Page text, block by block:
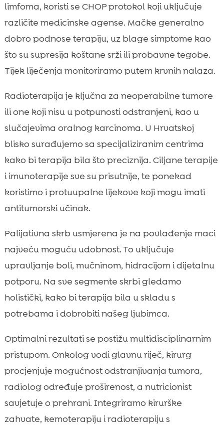
limfoma, koristi se CHOP protokol koji uključuje
različite medicinske agense. Mačke generalno
dobro podnose terapiju, uz blage simptome kao
što su supresija koštane srži ili probavne tegobe.
Tijek liječenja monitoriramo putem krvnih nalaza.
Radioterapija je ključna za neoperabilne tumore
ili one koji nisu u potpunosti odstranjeni, kao u
slučajevima oralnog karcinoma. U Hrvatskoj
blisko surađujemo sa specijaliziranim centrima
kako bi terapija bila što preciznija. Ciljane terapije
i imunoterapije sve su prisutnije, te ponekad
koristimo i protuupalne lijekove koji mogu imati
antitumorski učinak.
Palijativna skrb usmjerena je na povlađenje maci
najveću moguću udobnost. To uključuje
upravljanje boli, mučninom, hidracijom i dijetalnu
potporu. Na sve segmente skrbi gledamo
holistički, kako bi terapija bila u skladu s
potrebama i dobrobiti našeg ljubimca.
Optimalni rezultati se postižu multidisciplinarnim
pristupom. Onkolog vodi glavnu riječ, kirurg
procjenjuje mogućnost odstranjivanja tumora,
radiolog određuje proširenost, a nutricionist
savjetuje o prehrani. Integriramo kirurške
zahvate, kemoterapiju i radioterapiju s